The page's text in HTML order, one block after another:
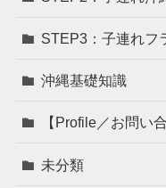
STEP3：子連れフ
沖縄基礎知識
【Profile／お問い
未分類